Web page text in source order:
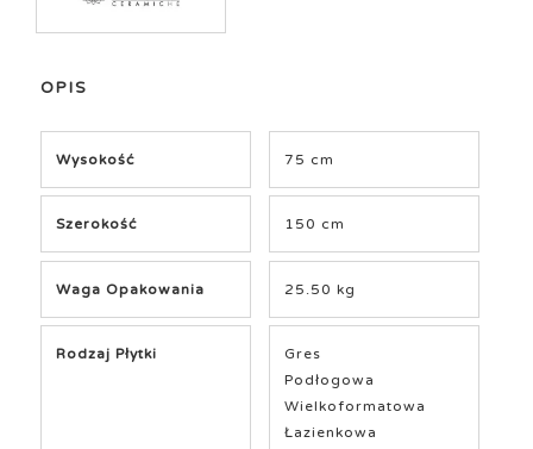
OPIS
Wysokość 75 cm
Szerokość 150 cm
Waga Opakowania 25.50 kg
Rodzaj Płytki
Gres
Podłogowa
Wielkoformatowa
Łazienkowa